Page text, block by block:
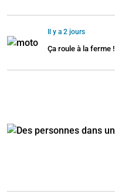
Il y a 2 jours
Ça roule à la ferme !